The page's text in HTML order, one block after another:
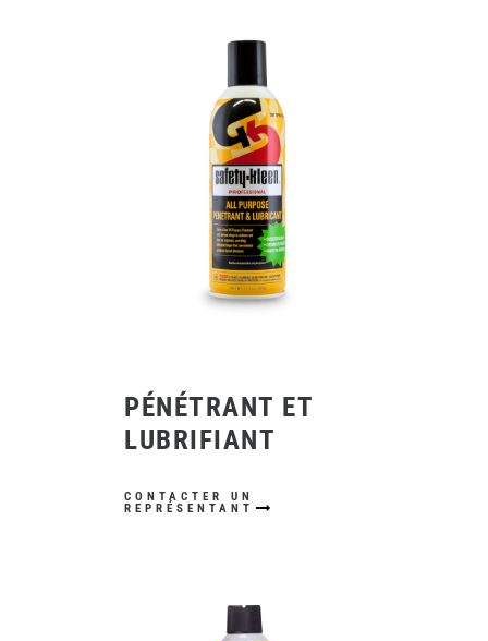
PÉNÉTRANT ET
LUBRIFIANT
CONTACTER UN
REPRÉSENTANT